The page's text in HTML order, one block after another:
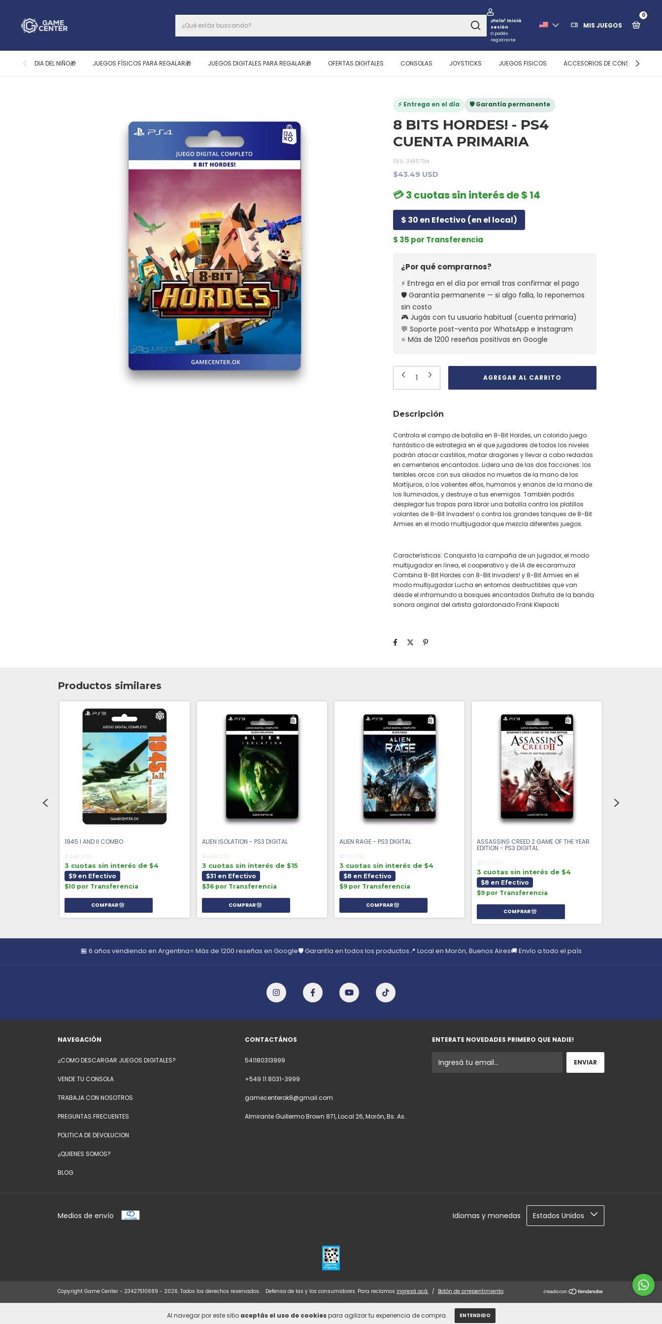
¡Hola! Iniciá
sesión
O podés
registrarte
MIS JUEGOS
0
DIA DEL NIÑO🎁 JUEGOS FÍSICOS PARA REGALAR🎁 JUEGOS DIGITALES PARA REGALAR🎁 OFERTAS DIGITALES CONSOLAS JOYSTICKS JUEGOS FISICOS ACCESORIOS DE CONSOLAS
Al navegar por este sitio aceptás el uso de cookiespara agilizar tu experiencia de compra. ENTENDIDO
⚡ Entrega en el día 🛡️ Garantía permanente
8 BITS HORDES! - PS4
CUENTA PRIMARIA
SKU: 346570a
$43.49 USD
💳 3 cuotas sin interés de $ 14
$ 30 en Efectivo (en el local)
$ 35 por Transferencia
¿Por qué comprarnos?
⚡ Entrega en el día por email tras confirmar el pago
🛡️ Garantía permanente — si algo falla, lo reponemos
sin costo
🎮 Jugás con tu usuario habitual (cuenta primaria)
💬 Soporte post-venta por WhatsApp e Instagram
⭐ Más de 1200 reseñas positivas en Google
Descripción
Controla el campo de batalla en 8-Bit Hordes, un colorido juego
fantástico de estrategia en el que jugadores de todos los niveles
podrán atacar castillos, matar dragones y llevar a cabo redadas
en cementerios encantados. Lidera una de las dos facciones: los
terribles orcos con sus aliados no muertos de la mano de los
Mortíjuros, o los valientes elfos, humanos y enanos de la mano de
los Iluminados, y destruye a tus enemigos. También podrás
desplegar tus tropas para librar una batalla contra los platillos
volantes de 8-Bit Invaders! o contra los grandes tanques de 8-Bit
Armies en el modo multijugador que mezcla diferentes juegos.
Características: Conquista la campaña de un jugador, el modo
multijugador en línea, el cooperativo y de IA de escaramuza
Combina 8-Bit Hordes con 8-Bit Invaders! y 8-Bit Armies en el
modo multijugador Lucha en entornos destructibles que van
desde el inframundo a bosques encantados Disfruta de la banda
sonora original del artista galardonado Frank Klepacki
Productos similares
1945 I AND II COMBO
$12.68 USD
3 cuotas sin interés de $4
$9 en Efectivo
$10 por Transferencia
ALIEN ISOLATION - PS3 DIGITAL
$44.63 USD
3 cuotas sin interés de $15
$31 en Efectivo
$36 por Transferencia
ALIEN RAGE - PS3 DIGITAL
$11.33 USD
3 cuotas sin interés de $4
$8 en Efectivo
$9 por Transferencia
ASSASSINS CREED 2 GAME OF THE YEAR
EDITION - PS3 DIGITAL
$11.73 USD
3 cuotas sin interés de $4
$8 en Efectivo
$9 por Transferencia
🏪 6 años vendiendo en Argentina⭐ Más de 1200 reseñas en Google🛡️ Garantía en todos los productos📍 Local en Morón, Buenos Aires🚚 Envío a todo el país
NAVEGACIÓN
¿COMO DESCARGAR JUEGOS DIGITALES?
VENDE TU CONSOLA
TRABAJA CON NOSOTROS
PREGUNTAS FRECUENTES
POLITICA DE DEVOLUCION
¿QUIENES SOMOS?
BLOG
CONTACTÁNOS
541180313999
+549 11 8031-3999
gamecenterok8@gmail.com
Almirante Guillermo Brown 871, Local 26, Morón, Bs. As.
ENTERATE NOVEDADES PRIMERO QUE NADIE!
Medios de envío Idiomas y monedas
Copyright Game Center - 23427510689 - 2026. Todos los derechos reservados. Defensa de las y los consumidores. Para reclamos ingresá acá. / Botón de arrepentimiento